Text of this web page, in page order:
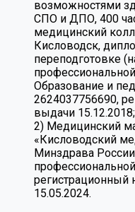
возможностями
СПО и ДПО, 400
медицинский
Кисловодск,
переподготовке
Образование и
2624037756690,
выдачи 15.12.2018;
2) Медицинский
«Кисловодский
Минздрава
регистрационный
15.05.2024.